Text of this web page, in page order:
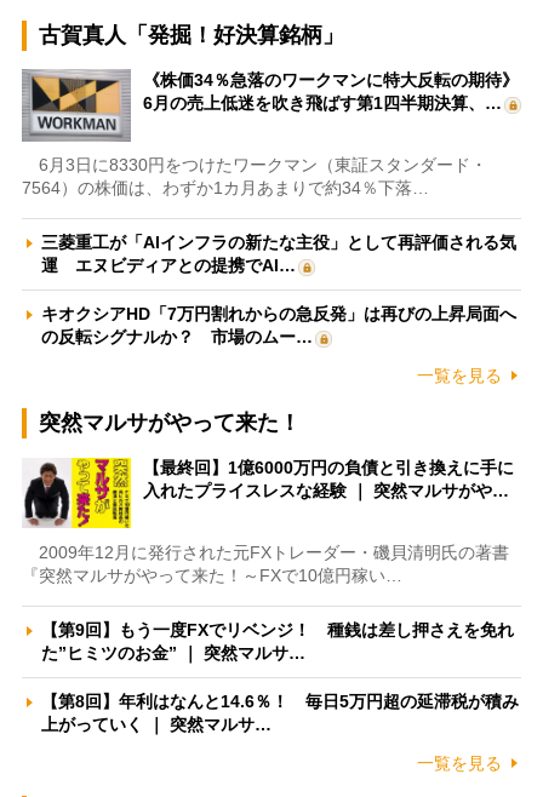
古賀真人「発掘！好決算銘柄」
《株価34％急落のワークマンに特大反転の期待》
6月の売上低迷を吹き飛ばす第1四半期決算、…
6月3日に8330円をつけたワークマン（東証スタンダード・
7564）の株価は、わずか1カ月あまりで約34％下落…
三菱重工が「AIインフラの新たな主役」として再評価される気
運 エヌビディアとの提携でAI…
キオクシアHD「7万円割れからの急反発」は再びの上昇局面へ
の反転シグナルか？ 市場のムー…
一覧を見る
突然マルサがやって来た！
【最終回】1億6000万円の負債と引き換えに手に
入れたプライスレスな経験 ｜ 突然マルサがや…
2009年12月に発行された元FXトレーダー・磯貝清明氏の著書
『突然マルサがやって来た！～FXで10億円稼い…
【第9回】もう一度FXでリベンジ！ 種銭は差し押さえを免れ
た”ヒミツのお金” ｜ 突然マルサ…
【第8回】年利はなんと14.6％！ 毎日5万円超の延滞税が積み
上がっていく ｜ 突然マルサ…
一覧を見る